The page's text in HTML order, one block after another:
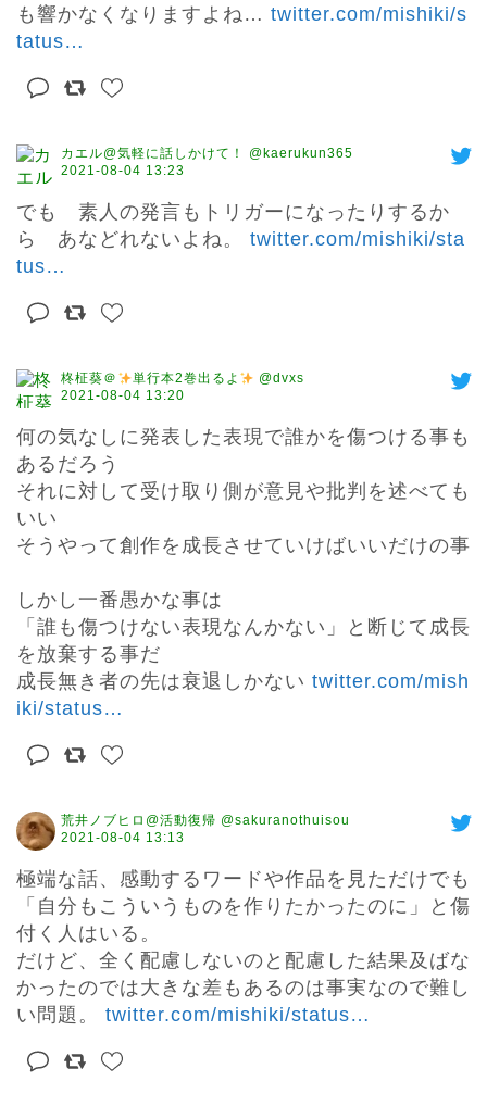
も響かなくなりますよね… twitter.com/mishiki/s
tatus…
カエル@気軽に話しかけて！ @kaerukun365
2021-08-04 13:23
でも　素人の発言もトリガーになったりするか
ら　あなどれないよね。 twitter.com/mishiki/sta
tus…
柊柾葵＠ 単行本2巻出るよ
@dvxs
2021-08-04 13:20
何の気なしに発表した表現で誰かを傷つける事も
あるだろう
それに対して受け取り側が意見や批判を述べても
いい
そうやって創作を成長させていけばいいだけの事
しかし一番愚かな事は
「誰も傷つけない表現なんかない」と断じて成長
を放棄する事だ
成長無き者の先は衰退しかない twitter.com/mish
iki/status…
荒井ノブヒロ@活動復帰 @sakuranothuisou
2021-08-04 13:13
極端な話、感動するワードや作品を見ただけでも
「自分もこういうものを作りたかったのに」と傷
付く人はいる。
だけど、全く配慮しないのと配慮した結果及ばな
かったのでは大きな差もあるのは事実なので難し
い問題。 twitter.com/mishiki/status…